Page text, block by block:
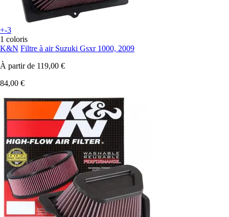
+-3
1 coloris
K&N Filtre à air Suzuki Gsxr 1000, 2009
À partir de 119,00 €
84,00 €